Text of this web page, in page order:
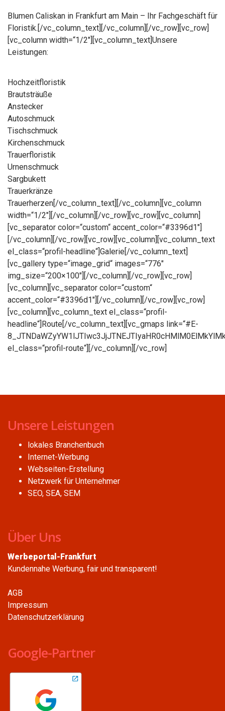
Blumen Caliskan in Frankfurt am Main – Ihr Fachgeschäft für
Floristik.[/vc_column_text][/vc_column][/vc_row][vc_row]
[vc_column width=“1/2″][vc_column_text]Unsere
Leistungen:
Hochzeitfloristik
Brautsträuße
Anstecker
Autoschmuck
Tischschmuck
Kirchenschmuck
Trauerfloristik
Urnenschmuck
Sargbukett
Trauerkränze
Trauerherzen[/vc_column_text][/vc_column][vc_column
width=“1/2″][/vc_column][/vc_row][vc_row][vc_column]
[vc_separator color=“custom“ accent_color=“#3396d1″]
[/vc_column][/vc_row][vc_row][vc_column][vc_column_text
el_class=“profil-headline“]Galerie[/vc_column_text]
[vc_gallery type=“image_grid“ images=“776″
img_size=“200×100″][/vc_column][/vc_row][vc_row]
[vc_column][vc_separator color=“custom“
accent_color=“#3396d1″][/vc_column][/vc_row][vc_row]
[vc_column][vc_column_text el_class=“profil-
headline“]Route[/vc_column_text][vc_gmaps link=“#E-
el_class=“profil-route“][/vc_column][/vc_row]
Unsere Leistungen
lokales Branchenbuch
Internet-Werbung
Webseiten-Erstellung
Netzwerk für Unternehmer
SEO, SEA, SEM
Über Uns
Werbeportal-Frankfurt
Kundennahe Werbung, fair und transparent!
AGB
Impressum
Datenschutzerklärung
Google-Partner